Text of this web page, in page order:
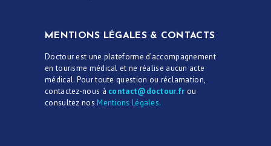
MENTIONS LÉGALES & CONTACTS
Doctour est une plateforme d’accompagnement
en tourisme médical et ne réalise aucun acte
médical. Pour toute question ou réclamation,
contactez-nous à contact@doctour.fr ou
consultez nos Mentions Légales.